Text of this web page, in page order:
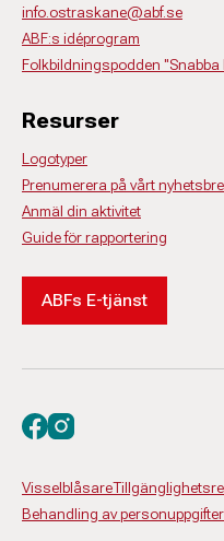
info.ostraskane@abf.se
ABF:s idéprogram
Folkbildningspodden "Snabba
Resurser
Logotyper
Prenumerera på vårt
Anmäl din aktivitet
Guide för rapportering
ABFs E-tjänst
Visselblåsare
Behandling av personuppgifter
Besök oss på facebook
Besök oss på instagram